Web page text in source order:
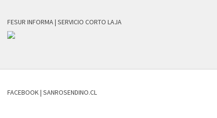
FESUR INFORMA | SERVICIO CORTO LAJA
FACEBOOK | SANROSENDINO.CL